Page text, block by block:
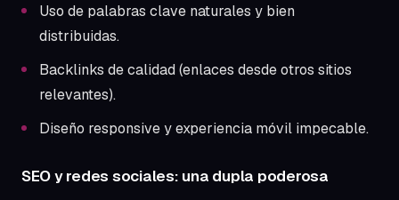
Uso de palabras clave naturales y bien
distribuidas.
Backlinks de calidad (enlaces desde otros sitios
relevantes).
Diseño responsive y experiencia móvil impecable.
SEO y redes sociales: una dupla poderosa